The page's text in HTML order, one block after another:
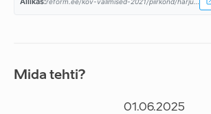
Mida tehti?
01.06.2025